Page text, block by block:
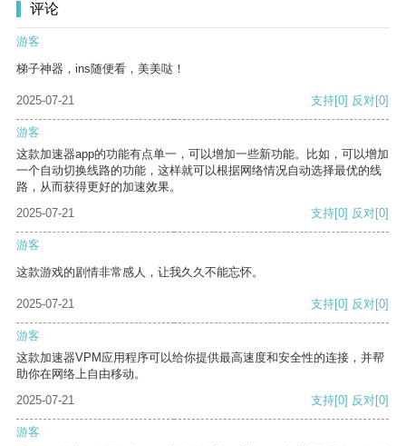
评论
游客
梯子神器，ins随便看，美美哒！
2025-07-21 支持[0] 反对[0]
游客
这款加速器app的功能有点单一，可以增加一些新功能。比如，可以增加
一个自动切换线路的功能，这样就可以根据网络情况自动选择最优的线
路，从而获得更好的加速效果。
2025-07-21
支持[0] 反对[0]
游客
这款游戏的剧情非常感人，让我久久不能忘怀。
2025-07-21 支持[0] 反对[0]
游客
这款加速器VPM应用程序可以给你提供最高速度和安全性的连接，并帮
助你在网络上自由移动。
2025-07-21
支持[0] 反对[0]
游客